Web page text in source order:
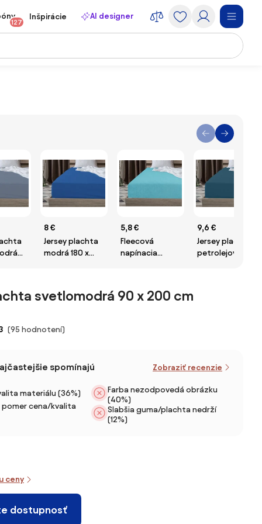
127
Inšpirácie AI designer
8 €
Jersey plachta
modrá 180 x
5,8 €
Fleecová
napínacia
200 cm
9,6 €
Jersey plachta
petrolejová 180
svetlomodrá 90 x 200 cm
(95 hodnotení)
spomínajú Zobraziť recenzie
materiálu (36%)
pomer cena/kvalita
Farba nezodpovedá obrázku
(40%)
Slabšia guma/plachta nedrží
(12%)
ceny
dostupnosť